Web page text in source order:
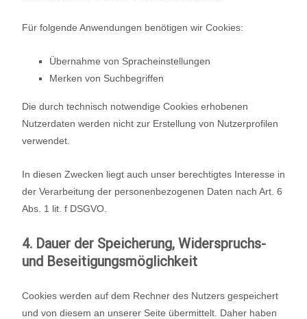
Für folgende Anwendungen benötigen wir Cookies:
Übernahme von Spracheinstellungen
Merken von Suchbegriffen
Die durch technisch notwendige Cookies erhobenen
Nutzerdaten werden nicht zur Erstellung von Nutzerprofilen
verwendet.
In diesen Zwecken liegt auch unser berechtigtes Interesse in
der Verarbeitung der personenbezogenen Daten nach Art. 6
Abs. 1 lit. f DSGVO.
4. Dauer der Speicherung, Widerspruchs-
und Beseitigungsmöglichkeit
Cookies werden auf dem Rechner des Nutzers gespeichert
und von diesem an unserer Seite übermittelt. Daher haben